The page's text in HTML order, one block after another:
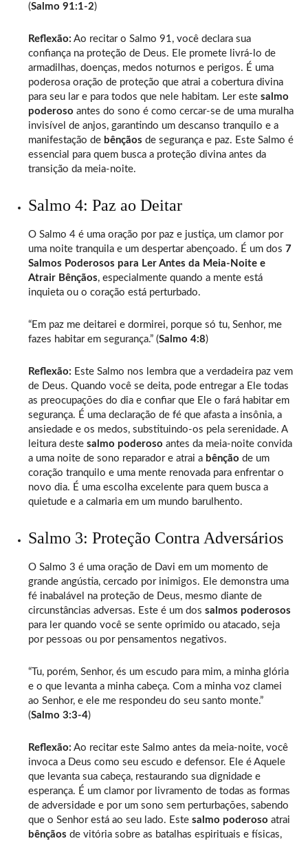
(Salmo 91:1-2)
Reflexão: Ao recitar o Salmo 91, você declara sua
confiança na proteção de Deus. Ele promete livrá-lo de
armadilhas, doenças, medos noturnos e perigos. É uma
poderosa oração de proteção que atrai a cobertura divina
para seu lar e para todos que nele habitam. Ler este salmo
poderoso antes do sono é como cercar-se de uma muralha
invisível de anjos, garantindo um descanso tranquilo e a
manifestação de bênçãos de segurança e paz. Este Salmo é
essencial para quem busca a proteção divina antes da
transição da meia-noite.
Salmo 4: Paz ao Deitar
O Salmo 4 é uma oração por paz e justiça, um clamor por
uma noite tranquila e um despertar abençoado. É um dos 7
Salmos Poderosos para Ler Antes da Meia-Noite e
Atrair Bênçãos, especialmente quando a mente está
inquieta ou o coração está perturbado.
“Em paz me deitarei e dormirei, porque só tu, Senhor, me
fazes habitar em segurança.” (Salmo 4:8)
Reflexão: Este Salmo nos lembra que a verdadeira paz vem
de Deus. Quando você se deita, pode entregar a Ele todas
as preocupações do dia e confiar que Ele o fará habitar em
segurança. É uma declaração de fé que afasta a insônia, a
ansiedade e os medos, substituindo-os pela serenidade. A
leitura deste salmo poderoso antes da meia-noite convida
a uma noite de sono reparador e atrai a bênção de um
coração tranquilo e uma mente renovada para enfrentar o
novo dia. É uma escolha excelente para quem busca a
quietude e a calmaria em um mundo barulhento.
Salmo 3: Proteção Contra Adversários
O Salmo 3 é uma oração de Davi em um momento de
grande angústia, cercado por inimigos. Ele demonstra uma
fé inabalável na proteção de Deus, mesmo diante de
circunstâncias adversas. Este é um dos salmos poderosos
para ler quando você se sente oprimido ou atacado, seja
por pessoas ou por pensamentos negativos.
“Tu, porém, Senhor, és um escudo para mim, a minha glória
e o que levanta a minha cabeça. Com a minha voz clamei
ao Senhor, e ele me respondeu do seu santo monte.”
(Salmo 3:3-4)
Reflexão: Ao recitar este Salmo antes da meia-noite, você
invoca a Deus como seu escudo e defensor. Ele é Aquele
que levanta sua cabeça, restaurando sua dignidade e
esperança. É um clamor por livramento de todas as formas
de adversidade e por um sono sem perturbações, sabendo
que o Senhor está ao seu lado. Este salmo poderoso atrai
bênçãos de vitória sobre as batalhas espirituais e físicas,